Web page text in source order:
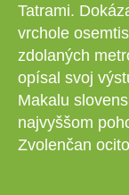
Tatrami.
vrchole
zdolaných
opísal svoj
Makalu
najvyššom
Zvolenčan